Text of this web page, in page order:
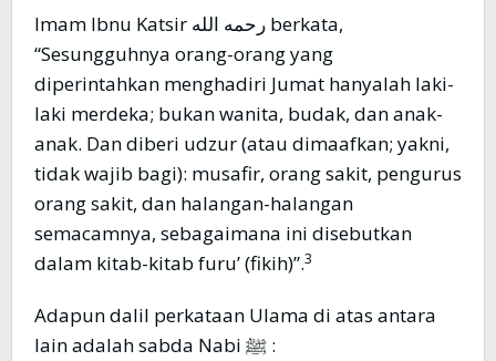
Imam Ibnu Katsir رحمه الله berkata,
“Sesungguhnya orang-orang yang
diperintahkan menghadiri Jumat hanyalah laki-
laki merdeka; bukan wanita, budak, dan anak-
anak. Dan diberi udzur (atau dimaafkan; yakni,
tidak wajib bagi): musafir, orang sakit, pengurus
orang sakit, dan halangan-halangan
semacamnya, sebagaimana ini disebutkan
dalam kitab-kitab furu’ (fikih)”.3
Adapun dalil perkataan Ulama di atas antara
lain adalah sabda Nabi ﷺ :